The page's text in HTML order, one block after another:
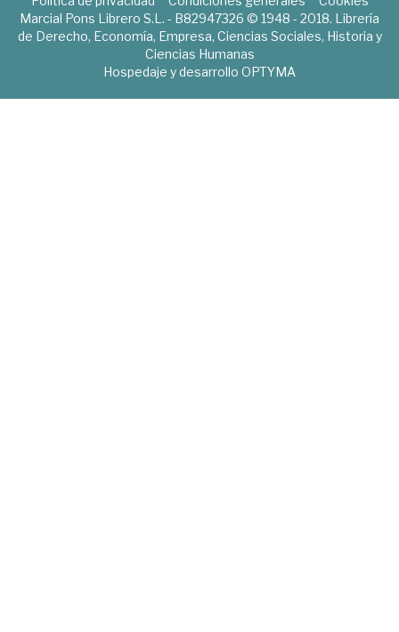
Marcial Pons Librero S.L. - B82947326 © 1948 - 2018. Librería
de Derecho, Economía, Empresa, Ciencias Sociales, Historia y
Ciencias Humanas
Hospedaje y desarrollo OPTYMA